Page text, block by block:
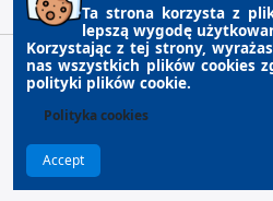
© Copyright 2023 Inter-pro
Ta strona korzysta z
lepszą wygodę
Korzystając z tej strony,
nas wszystkich plików cookies
polityki plików cookie.
Polityka cookies
Accept